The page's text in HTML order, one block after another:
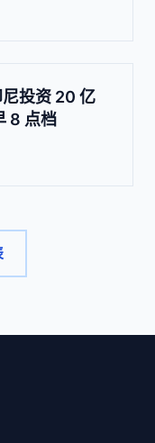
投资 20 亿
8 点档